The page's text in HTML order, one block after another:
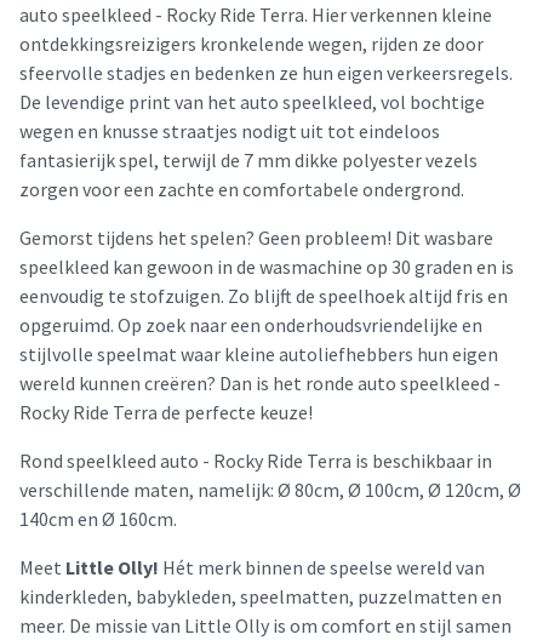
auto speelkleed - Rocky Ride Terra. Hier verkennen kleine
ontdekkingsreizigers kronkelende wegen, rijden ze door
sfeervolle stadjes en bedenken ze hun eigen verkeersregels.
De levendige print van het auto speelkleed, vol bochtige
wegen en knusse straatjes nodigt uit tot eindeloos
fantasierijk spel, terwijl de 7 mm dikke polyester vezels
zorgen voor een zachte en comfortabele ondergrond.
Gemorst tijdens het spelen? Geen probleem! Dit wasbare
speelkleed kan gewoon in de wasmachine op 30 graden en is
eenvoudig te stofzuigen. Zo blijft de speelhoek altijd fris en
opgeruimd. Op zoek naar een onderhoudsvriendelijke en
stijlvolle speelmat waar kleine autoliefhebbers hun eigen
wereld kunnen creëren? Dan is het ronde auto speelkleed -
Rocky Ride Terra de perfecte keuze!
Rond speelkleed auto - Rocky Ride Terra is beschikbaar in
verschillende maten, namelijk: Ø 80cm, Ø 100cm, Ø 120cm, Ø
140cm en Ø 160cm.
Meet Little Olly! Hét merk binnen de speelse wereld van
kinderkleden, babykleden, speelmatten, puzzelmatten en
meer. De missie van Little Olly is om comfort en stijl samen